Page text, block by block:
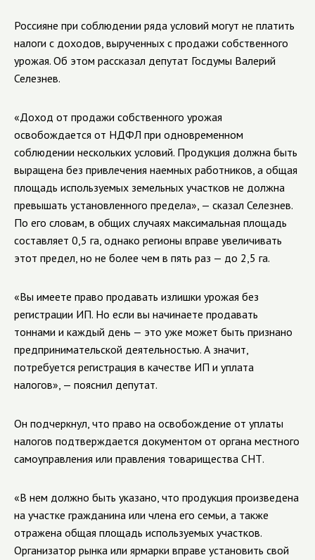
Россияне при соблюдении ряда условий могут не платить
налоги с доходов, вырученных с продажи собственного
урожая. Об этом рассказал депутат Госдумы Валерий
Селезнев.
«Доход от продажи собственного урожая
освобождается от НДФЛ при одновременном
соблюдении нескольких условий. Продукция должна быть
выращена без привлечения наемных работников, а общая
площадь используемых земельных участков не должна
превышать установленного предела», — сказал Селезнев.
По его словам, в общих случаях максимальная площадь
составляет 0,5 га, однако регионы вправе увеличивать
этот предел, но не более чем в пять раз — до 2,5 га.
«Вы имеете право продавать излишки урожая без
регистрации ИП. Но если вы начинаете продавать
тоннами и каждый день — это уже может быть признано
предпринимательской деятельностью. А значит,
потребуется регистрация в качестве ИП и уплата
налогов», — пояснил депутат.
Он подчеркнул, что право на освобождение от уплаты
налогов подтверждается документом от органа местного
самоуправления или правления товарищества СНТ.
«В нем должно быть указано, что продукция произведена
на участке гражданина или члена его семьи, а также
отражена общая площадь используемых участков.
Организатор рынка или ярмарки вправе установить свой